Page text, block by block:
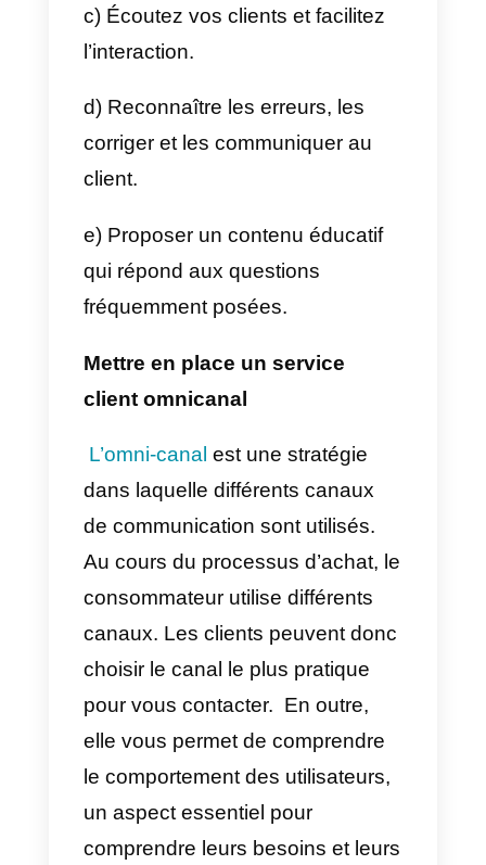
service convivial et pratique. Plus
satisfaction et la fidélisation des
clients sont grandes. La mise en
votre entreprise le premier choix
des consommateurs sur le
Comment changer votre
stratégie de support
Passer d’une stratégie